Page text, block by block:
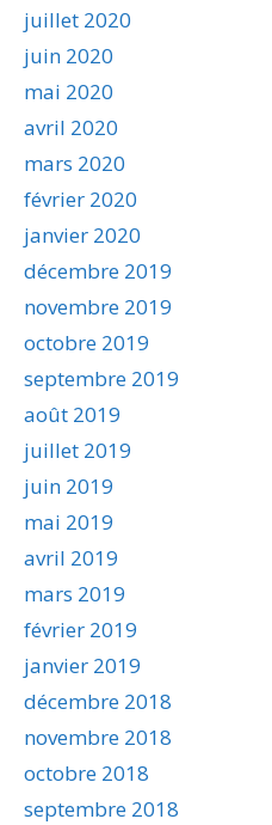
juillet 2020
juin 2020
mai 2020
avril 2020
mars 2020
février 2020
janvier 2020
décembre 2019
novembre 2019
octobre 2019
septembre 2019
août 2019
juillet 2019
juin 2019
mai 2019
avril 2019
mars 2019
février 2019
janvier 2019
décembre 2018
novembre 2018
octobre 2018
septembre 2018